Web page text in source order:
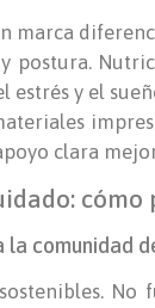
marca
postura.
estrés y el
clara
comunidad